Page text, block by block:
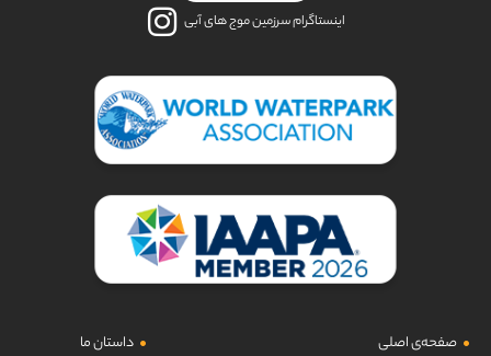
اینستاگرام سرزمین موج های آبی
صفحه‌ی اصلی داستان ما